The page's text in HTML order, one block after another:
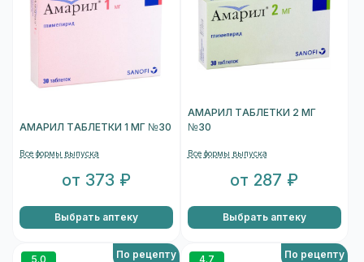
АМАРИЛ ТАБЛЕТКИ 1 МГ №30
Все формы выпуска
от 373 ₽
Выбрать аптеку
АМАРИЛ ТАБЛЕТКИ 2 МГ
№30
Все формы выпуска
от 287 ₽
Выбрать аптеку
По рецепту По рецепту